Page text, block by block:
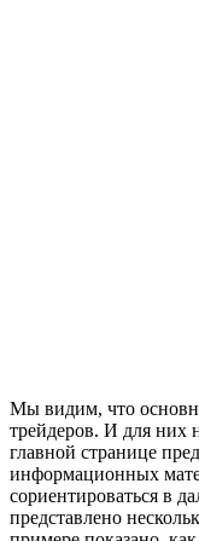
Мы видим, что
трейдеров. И для них
главной странице
информационных
сориентироваться в
представлено